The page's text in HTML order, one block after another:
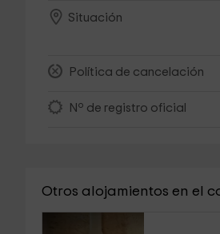
Situación
Política de cancelación
Nº de registro oficial
Otros alojamientos en el